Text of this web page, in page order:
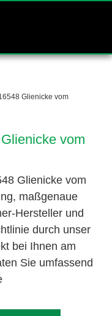
Glienicke vom
vom
Glienicke vom
maßgenaue
Hersteller und
durch unser
bei Ihnen am
Sie umfassend